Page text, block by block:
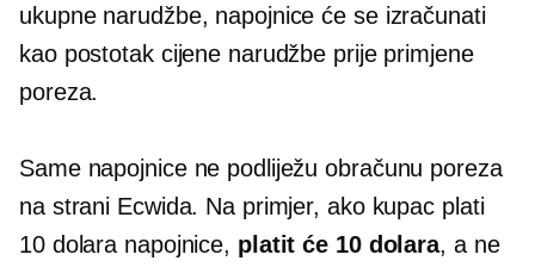
ukupne narudžbe, napojnice će se izračunati
kao postotak cijene narudžbe prije primjene
poreza.
Same napojnice ne podliježu obračunu poreza
na strani Ecwida. Na primjer, ako kupac plati
10 dolara napojnice, platit će 10 dolara, a ne